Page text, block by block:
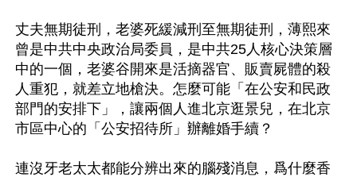
丈夫無期徒刑，老婆死緩減刑至無期徒刑，薄熙來
曾是中共中央政治局委員，是中共25人核心決策層
中的一個，老婆谷開來是活摘器官、販賣屍體的殺
人重犯，就差立地槍決。怎麼可能「在公安和民政
部門的安排下」，讓兩個人進北京逛景兒，在北京
市區中心的「公安招待所」辦離婚手續？
連沒牙老太太都能分辨出來的腦殘消息，爲什麼香